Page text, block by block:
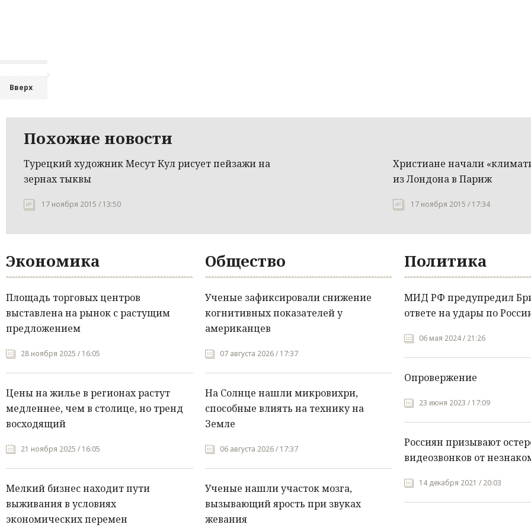
Вверх
Похожие новости
Турецкий художник Месут Кул рисует пейзажи на
зернах тыквы
17 ноября 2015 / 13:50
Христиане начали
из Лондона в Париж
17 ноября 2015 / 17:34
Экономика
Площадь торговых центров
выставлена на рынок с растущим
предложением
28 ноября 2025 / 16:05
Цены на жилье в регионах растут
медленнее, чем в столице, но тренд
восходящий
21 ноября 2025 / 16:05
Мелкий бизнес находит пути
выживания в условиях
экономических перемен
Общество
Ученые зафиксировали снижение
когнитивных показателей у
американцев
07 августа 2026 / 17:37
На Солнце нашли микровихри,
способные влиять на технику на
Земле
06 августа 2026 / 17:37
Ученые нашли участок мозга,
вызывающий ярость при звуках
жевания
Политика
МИД РФ предупредил
ответе на удары по
06 мая 2024 / 21:26
Опровержение
23 июня 2023 / 17:09
Россиян призывают
видеозвонков от
14 декабря 2021 / 20:03